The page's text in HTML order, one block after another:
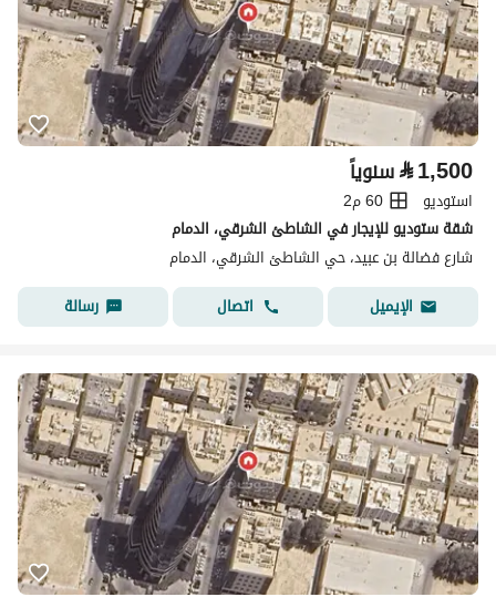
⃁1,500 سنوياً
استوديو
60 م2
شقة ستوديو للإيجار في الشاطئ الشرقي، الدمام
شارع فضالة بن عبيد، حي الشاطئ الشرقي، الدمام
الإيميل
اتصال رسالة